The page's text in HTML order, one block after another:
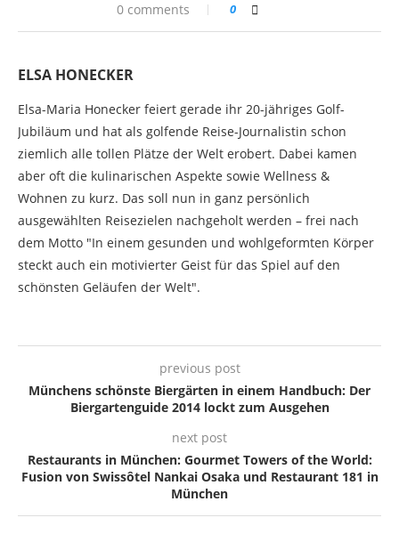
0 comments 0
ELSA HONECKER
Elsa-Maria Honecker feiert gerade ihr 20-jähriges Golf-
Jubiläum und hat als golfende Reise-Journalistin schon
ziemlich alle tollen Plätze der Welt erobert. Dabei kamen
aber oft die kulinarischen Aspekte sowie Wellness &
Wohnen zu kurz. Das soll nun in ganz persönlich
ausgewählten Reisezielen nachgeholt werden – frei nach
dem Motto "In einem gesunden und wohlgeformten Körper
steckt auch ein motivierter Geist für das Spiel auf den
schönsten Geläufen der Welt".
previous post
Münchens schönste Biergärten in einem Handbuch: Der
Biergartenguide 2014 lockt zum Ausgehen
next post
Restaurants in München: Gourmet Towers of the World:
Fusion von Swissôtel Nankai Osaka und Restaurant 181 in
München